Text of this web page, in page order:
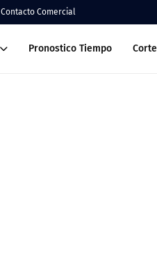
Contacto Comercial
Pronostico Tiempo